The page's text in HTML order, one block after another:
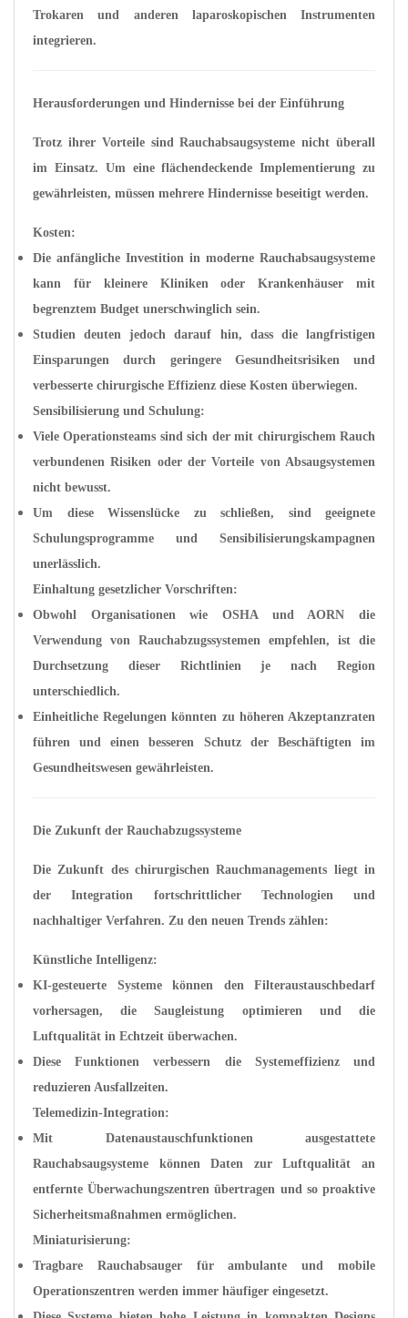
Trokaren und anderen laparoskopischen Instrumenten
integrieren.
Herausforderungen und Hindernisse bei der Einführung
Trotz ihrer Vorteile sind Rauchabsaugsysteme nicht überall
im Einsatz. Um eine flächendeckende Implementierung zu
gewährleisten, müssen mehrere Hindernisse beseitigt werden.
Kosten:
Die anfängliche Investition in moderne Rauchabsaugsysteme
kann für kleinere Kliniken oder Krankenhäuser mit
begrenztem Budget unerschwinglich sein.
Studien deuten jedoch darauf hin, dass die langfristigen
Einsparungen durch geringere Gesundheitsrisiken und
verbesserte chirurgische Effizienz diese Kosten überwiegen.
Sensibilisierung und Schulung:
Viele Operationsteams sind sich der mit chirurgischem Rauch
verbundenen Risiken oder der Vorteile von Absaugsystemen
nicht bewusst.
Um diese Wissenslücke zu schließen, sind geeignete
Schulungsprogramme und Sensibilisierungskampagnen
unerlässlich.
Einhaltung gesetzlicher Vorschriften:
Obwohl Organisationen wie OSHA und AORN die
Verwendung von Rauchabzugssystemen empfehlen, ist die
Durchsetzung dieser Richtlinien je nach Region
unterschiedlich.
Einheitliche Regelungen könnten zu höheren Akzeptanzraten
führen und einen besseren Schutz der Beschäftigten im
Gesundheitswesen gewährleisten.
Die Zukunft der Rauchabzugssysteme
Die Zukunft des chirurgischen Rauchmanagements liegt in
der Integration fortschrittlicher Technologien und
nachhaltiger Verfahren. Zu den neuen Trends zählen:
Künstliche Intelligenz:
KI-gesteuerte Systeme können den Filteraustauschbedarf
vorhersagen, die Saugleistung optimieren und die
Luftqualität in Echtzeit überwachen.
Diese Funktionen verbessern die Systemeffizienz und
reduzieren Ausfallzeiten.
Telemedizin-Integration:
Mit Datenaustauschfunktionen ausgestattete
Rauchabsaugsysteme können Daten zur Luftqualität an
entfernte Überwachungszentren übertragen und so proaktive
Sicherheitsmaßnahmen ermöglichen.
Miniaturisierung:
Tragbare Rauchabsauger für ambulante und mobile
Operationszentren werden immer häufiger eingesetzt.